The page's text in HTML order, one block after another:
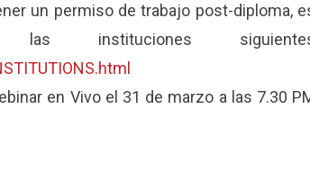
un permiso de trabajo post-diploma,
en Vivo el 31 de marzo a las 7.30